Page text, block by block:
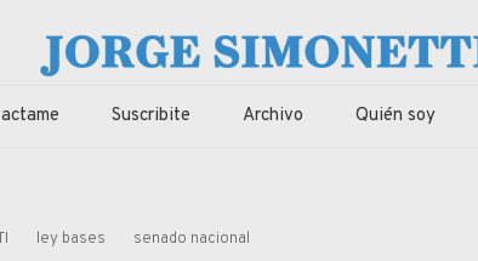
economia de Corrientes, Argentina y el Mundo
Suscribite Archivo Quién soy
ley bases senado nacional